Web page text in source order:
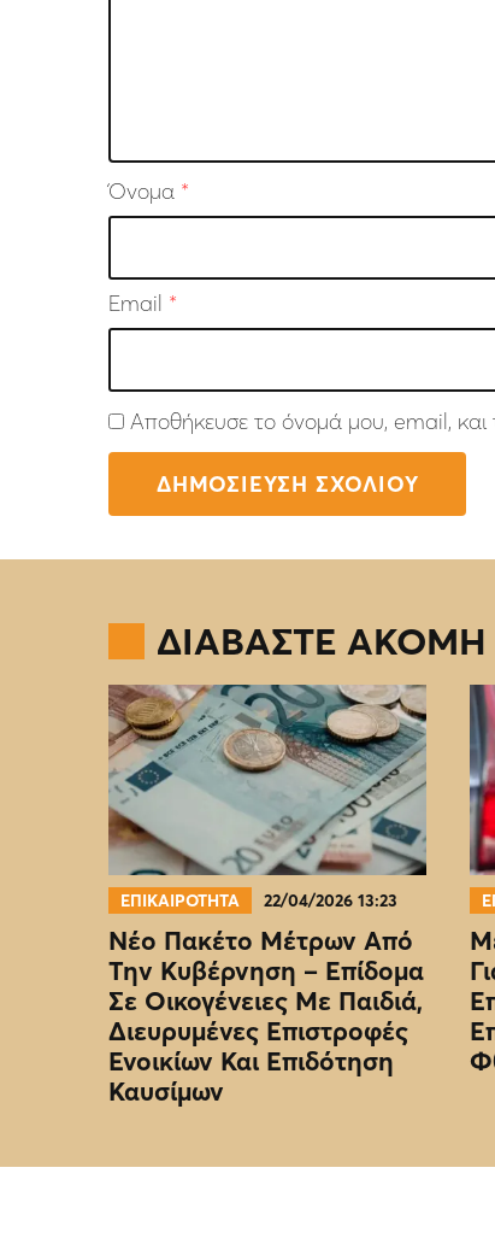
Όνομα *
Email *
Αποθήκευσε το όνομά μου, email,
ΔΙΑΒΑΣΤΕ ΑΚΟΜΗ
ΕΠΙΚΑΙΡΟΤΗΤΑ 22/04/2026 13:23
Νέο Πακέτο Μέτρων Από
Την Κυβέρνηση – Επίδομα
Σε Οικογένειες Με Παιδιά,
Διευρυμένες Επιστροφές
Ενοικίων Και Επιδότηση
Καυσίμων